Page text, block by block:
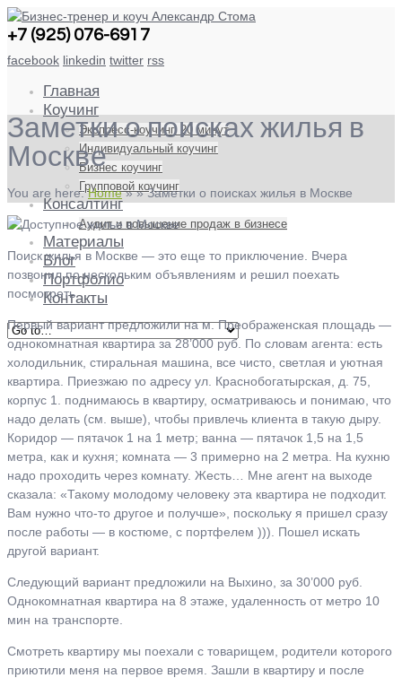
+7 (925) 076-6917
facebook linkedin twitter rss
Главная
Коучинг
Экспресс-коучинг. 20 минут
Индивидуальный коучинг
Бизнес коучинг
Групповой коучинг
Консалтинг
Аудит и повышение продаж в бизнесе
Материалы
Блог
Портфолио
Контакты
Заметки о поисках жилья в
Москве
You are here:Home » »Заметки о поисках жилья в Москве
Поиск жилья в Москве — это еще то приключение. Вчера
позвонил по нескольким объявлениям и решил поехать
посмотреть.
Первый вариант предложили на м. Преображенская площадь —
однокомнатная квартира за 28’000 руб. По словам агента: есть
холодильник, стиральная машина, все чисто, светлая и уютная
квартира. Приезжаю по адресу ул. Краснобогатырская, д. 75,
корпус 1. поднимаюсь в квартиру, осматриваюсь и понимаю, что
надо делать (см. выше), чтобы привлечь клиента в такую дыру.
Коридор — пятачок 1 на 1 метр; ванна — пятачок 1,5 на 1,5
метра, как и кухня; комната — 3 примерно на 2 метра. На кухню
надо проходить через комнату. Жесть… Мне агент на выходе
сказала: «Такому молодому человеку эта квартира не подходит.
Вам нужно что-то другое и получше», поскольку я пришел сразу
после работы — в костюме, с портфелем ))). Пошел искать
другой вариант.
Следующий вариант предложили на Выхино, за 30’000 руб.
Однокомнатная квартира на 8 этаже, удаленность от метро 10
мин на транспорте.
Смотреть квартиру мы поехали с товарищем, родители которого
приютили меня на первое время. Зашли в квартиру и после